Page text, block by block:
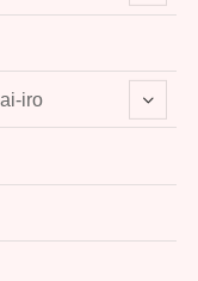
iro